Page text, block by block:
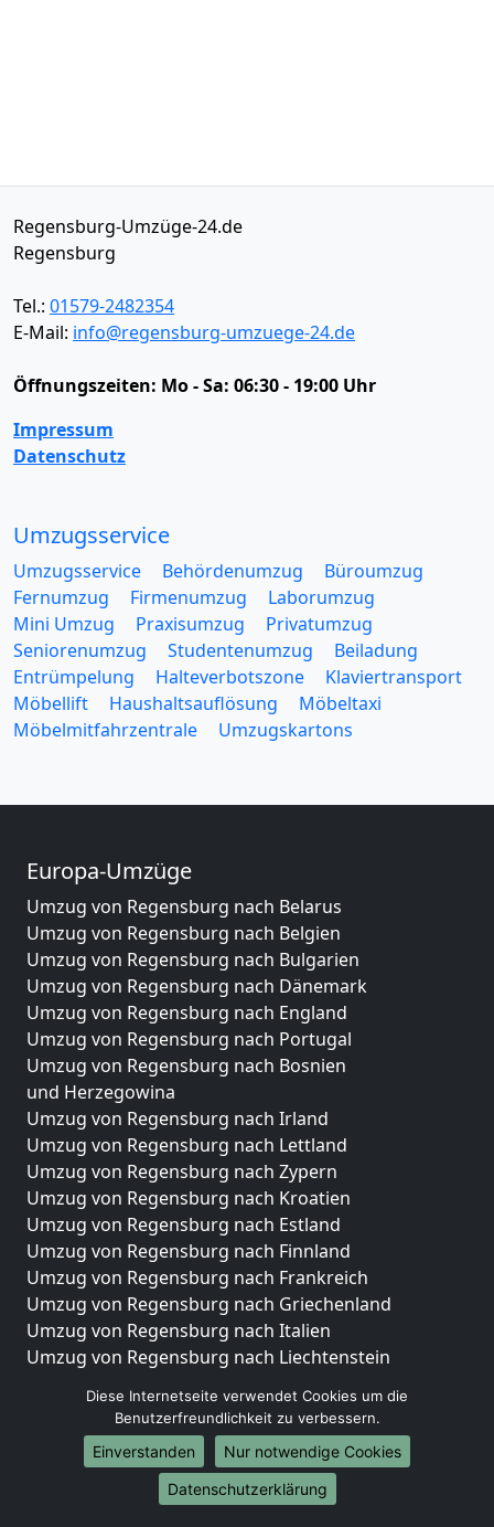
Regensburg-Umzüge-24.de
Regensburg
Tel.: 01579-2482354
E-Mail: info@regensburg-umzuege-24.de
Öffnungszeiten: Mo - Sa: 06:30 - 19:00 Uhr
Impressum
Datenschutz
Umzugsservice
Umzugsservice Behördenumzug
Büroumzug
Fernumzug
Firmenumzug
Laborumzug
Mini Umzug
Praxisumzug
Privatumzug
Seniorenumzug
Studentenumzug
Beiladung
Entrümpelung
Halteverbotszone
Klaviertransport
Möbellift
Haushaltsauflösung
Möbeltaxi
Möbelmitfahrzentrale
Umzugskartons
Europa-Umzüge
Umzug von Regensburg nach Belarus
Umzug von Regensburg nach Belgien
Umzug von Regensburg nach Bulgarien
Umzug von Regensburg nach Dänemark
Umzug von Regensburg nach England
Umzug von Regensburg nach Portugal
Umzug von Regensburg nach Bosnien
und Herzegowina
Umzug von Regensburg nach Irland
Umzug von Regensburg nach Lettland
Umzug von Regensburg nach Zypern
Umzug von Regensburg nach Kroatien
Umzug von Regensburg nach Estland
Umzug von Regensburg nach Finnland
Umzug von Regensburg nach Frankreich
Umzug von Regensburg nach Griechenland
Umzug von Regensburg nach Italien
Umzug von Regensburg nach Liechtenstein
Umzug von Regensburg nach Niederlande
Umzug von Regensburg nach Norwegen
Umzüge-Deutschlandweit
Diese Internetseite verwendet Cookies um die
Benutzerfreundlichkeit zu verbessern.
Einverstanden
Nur notwendige Cookies
Datenschutzerklärung